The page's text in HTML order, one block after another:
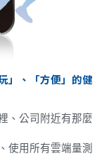
」、「方便」的健
、公司附近有那麼
使用所有雲端量測